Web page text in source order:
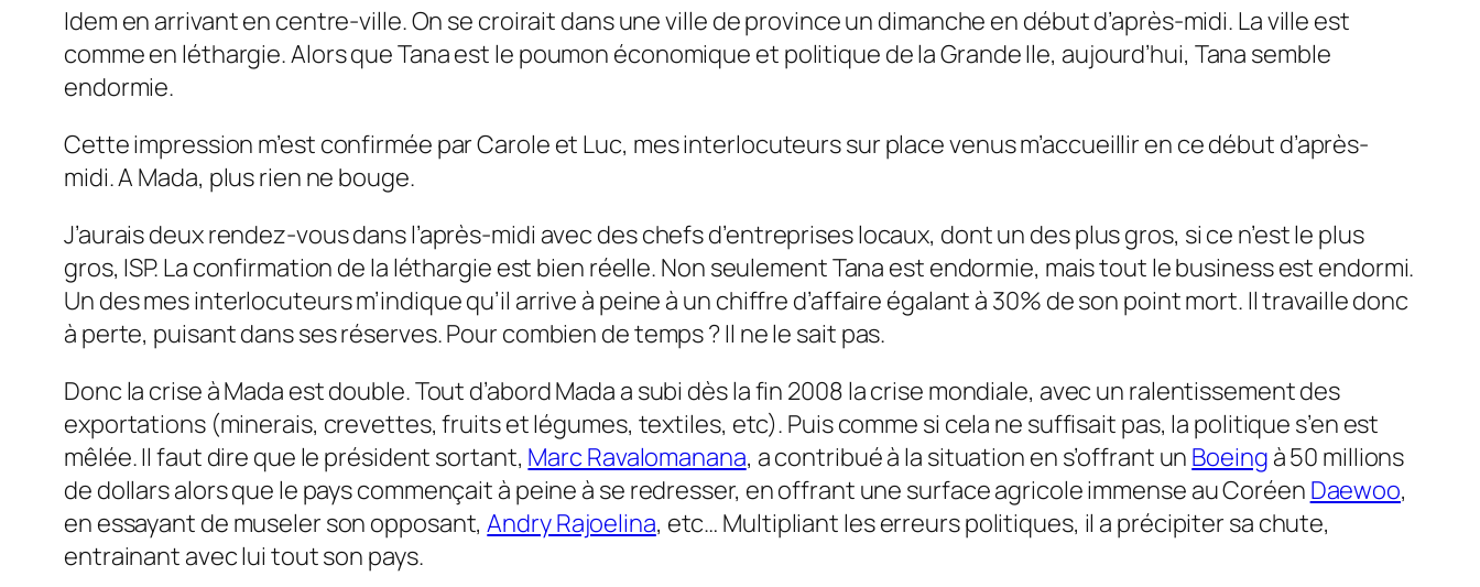
Idem en arrivant en centre-ville. On se croirait dans une ville de province un dimanche en début d’après-midi. La ville est
comme en léthargie. Alors que Tana est le poumon économique et politique de la Grande Ile, aujourd’hui, Tana semble
endormie.
Cette impression m’est confirmée par Carole et Luc, mes interlocuteurs sur place venus m’accueillir en ce début d’après-
midi. A Mada, plus rien ne bouge.
J’aurais deux rendez-vous dans l’après-midi avec des chefs d’entreprises locaux, dont un des plus gros, si ce n’est le plus
gros, ISP. La confirmation de la léthargie est bien réelle. Non seulement Tana est endormie, mais tout le business est endormi.
Un des mes interlocuteurs m’indique qu’il arrive à peine à un chiffre d’affaire égalant à 30% de son point mort. Il travaille donc
à perte, puisant dans ses réserves. Pour combien de temps ? Il ne le sait pas.
Donc la crise à Mada est double. Tout d’abord Mada a subi dès la fin 2008 la crise mondiale, avec un ralentissement des
exportations (minerais, crevettes, fruits et légumes, textiles, etc). Puis comme si cela ne suffisait pas, la politique s’en est
mêlée. Il faut dire que le président sortant, Marc Ravalomanana, a contribué à la situation en s’offrant un Boeing à 50 millions
de dollars alors que le pays commençait à peine à se redresser, en offrant une surface agricole immense au Coréen Daewoo,
en essayant de museler son opposant,Andry Rajoelina, etc… Multipliant les erreurs politiques, il a précipiter sa chute,
entrainant avec lui tout son pays.